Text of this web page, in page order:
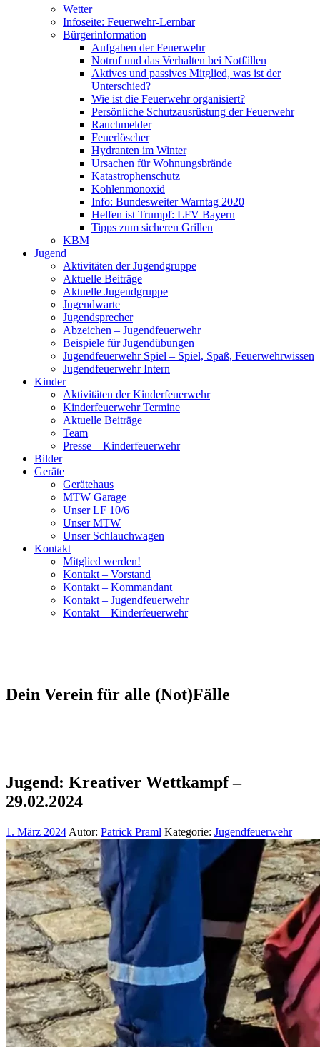
Wetter
Infoseite: Feuerwehr-Lernbar
Bürgerinformation
Aufgaben der Feuerwehr
Notruf und das Verhalten bei Notfällen
Aktives und passives Mitglied, was ist der
Unterschied?
Wie ist die Feuerwehr organisiert?
Persönliche Schutzausrüstung der Feuerwehr
Rauchmelder
Feuerlöscher
Hydranten im Winter
Ursachen für Wohnungsbrände
Katastrophenschutz
Kohlenmonoxid
Info: Bundesweiter Warntag 2020
Helfen ist Trumpf: LFV Bayern
Tipps zum sicheren Grillen
KBM
Jugend
Aktivitäten der Jugendgruppe
Aktuelle Beiträge
Aktuelle Jugendgruppe
Jugendwarte
Jugendsprecher
Abzeichen – Jugendfeuerwehr
Beispiele für Jugendübungen
Jugendfeuerwehr Spiel – Spiel, Spaß, Feuerwehrwissen
Jugendfeuerwehr Intern
Kinder
Aktivitäten der Kinderfeuerwehr
Kinderfeuerwehr Termine
Aktuelle Beiträge
Team
Presse – Kinderfeuerwehr
Bilder
Geräte
Gerätehaus
MTW Garage
Unser LF 10/6
Unser MTW
Unser Schlauchwagen
Kontakt
Mitglied werden!
Kontakt – Vorstand
Kontakt – Kommandant
Kontakt – Jugendfeuerwehr
Kontakt – Kinderfeuerwehr
Dein Verein für alle (Not)Fälle
Jugend: Kreativer Wettkampf –
29.02.2024
1. März 2024 Autor: Patrick Praml Kategorie: Jugendfeuerwehr